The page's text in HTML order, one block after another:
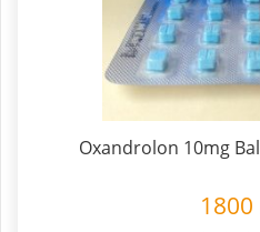
Oxandrolon 10mg
1800